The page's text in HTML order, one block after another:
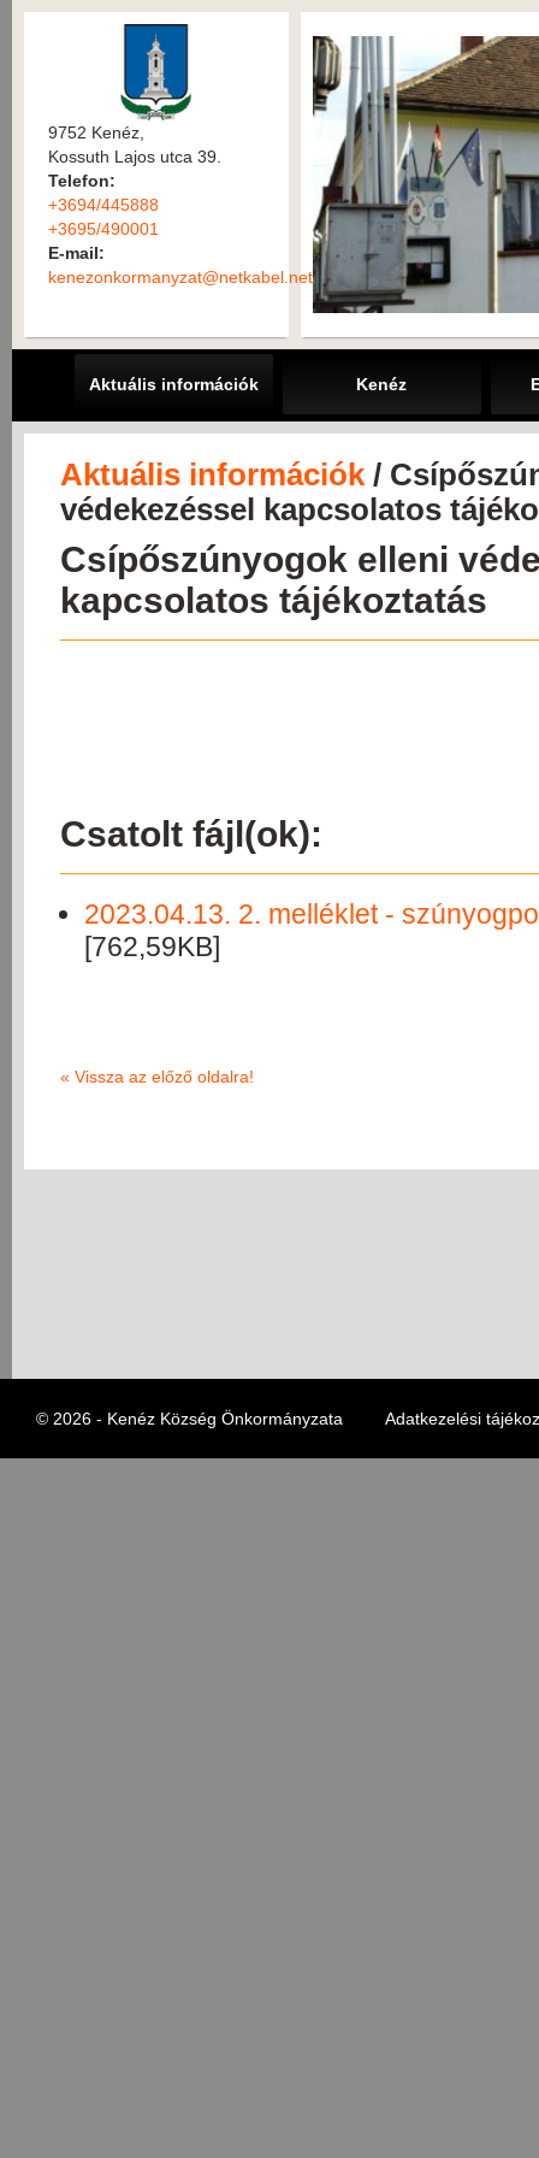
9752 Kenéz,
Kossuth Lajos utca 39.
Telefon:
+3694/445888
+3695/490001
E-mail:
kenezonkormanyzat@netkabel.net
Aktuális információk Kenéz
Aktuális információk /
védekezéssel kapcsolatos
Csípőszúnyogok elleni
kapcsolatos tájékoztatás
Csatolt fájl(ok):
2023.04.13. 2. melléklet -
[762,59KB]
« Vissza az előző oldalra!
© 2026 - Kenéz Község Önkormányzata Adatkezelési